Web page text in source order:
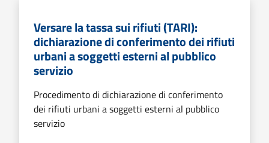
Versare la tassa sui rifiuti (TARI):
dichiarazione di conferimento dei rifiuti
urbani a soggetti esterni al pubblico
servizio
Procedimento di dichiarazione di conferimento
dei rifiuti urbani a soggetti esterni al pubblico
servizio